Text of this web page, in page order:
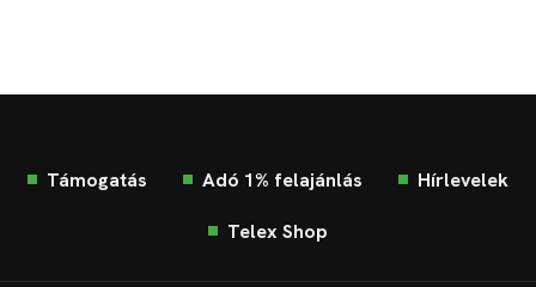
Támogatás Adó 1% felajánlás Hírlevelek
Telex Shop